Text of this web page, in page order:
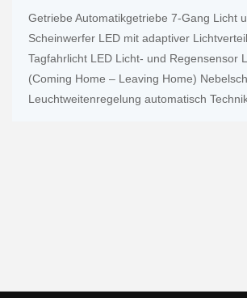
Getriebe Automatikgetriebe 7-Gang Licht
Scheinwerfer LED mit adaptiver
Tagfahrlicht LED Licht- und Regensensor
(Coming Home – Leaving Home)
Leuchtweitenregelung automatisch